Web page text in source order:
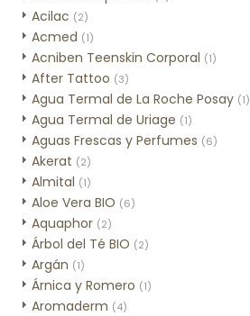
Acilac (2)
Acmed (1)
Acniben Teenskin Corporal (1)
After Tattoo (3)
Agua Termal de La Roche Posay (1)
Agua Termal de Uriage (1)
Aguas Frescas y Perfumes (6)
Akerat (2)
Almital (1)
Aloe Vera BIO (6)
Aquaphor (2)
Árbol del Té BIO (2)
Argán (1)
Árnica y Romero (1)
Aromaderm (4)